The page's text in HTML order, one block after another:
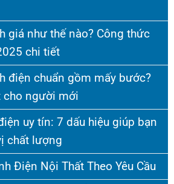
giá như thế nào? Công thức
chi tiết
điện chuẩn gồm mấy bước?
cho người mới
uy tín: 7 dấu hiệu giúp bạn
chất lượng
Điện Nội Thất Theo Yêu Cầu